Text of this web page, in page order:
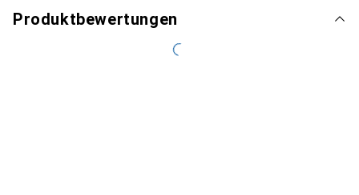
Produktbewertungen